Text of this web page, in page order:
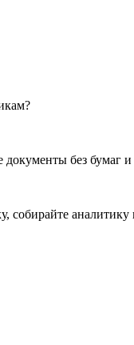
без бумаг
собирайте аналитику